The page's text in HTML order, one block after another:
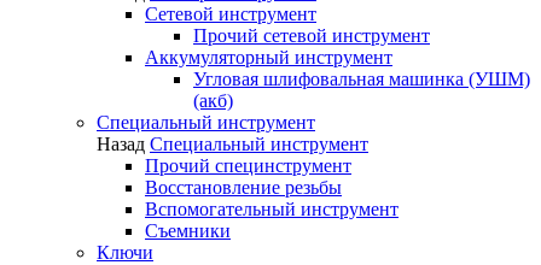
Сетевой инструмент
Прочий сетевой инструмент
Аккумуляторный инструмент
Угловая шлифовальная машинка (УШМ)
(акб)
Специальный инструмент
Назад Специальный инструмент
Прочий специнструмент
Восстановление резьбы
Вспомогательный инструмент
Съемники
Ключи